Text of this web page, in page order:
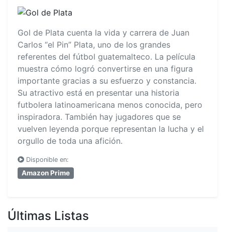
Gol de Plata cuenta la vida y carrera de Juan
Carlos “el Pin” Plata, uno de los grandes
referentes del fútbol guatemalteco. La película
muestra cómo logró convertirse en una figura
importante gracias a su esfuerzo y constancia.
Su atractivo está en presentar una historia
futbolera latinoamericana menos conocida, pero
inspiradora. También hay jugadores que se
vuelven leyenda porque representan la lucha y el
orgullo de toda una afición.
Disponible en:
Amazon Prime
Últimas Listas